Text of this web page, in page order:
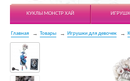
Чудесарик
КУКЛЫ МОНСТР ХАЙ
Главная Товары Игрушки для девочек